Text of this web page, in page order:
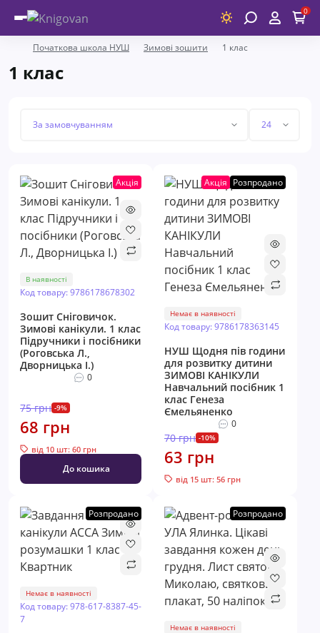
0
Початкова школа НУШ Зимові зошити 1 клас
1 клас
Акція
В наявності
Код товару: 9786178678302
Зошит Сніговичок.
Зимові канікули. 1 клас
Пiдручники i посiбники
(Роговська Л.,
Дворницька І.)
0
75 грн -9%
68 грн
від 10 шт: 60 грн
До кошика
Акція Розпродано
Немає в наявності
Код товару: 9786178363145
НУШ Щодня пів години
для розвитку дитини
ЗИМОВІ КАНІКУЛИ
Навчальний посібник 1
клас Генеза
Ємельяненко
0
70 грн -10%
63 грн
від 15 шт: 56 грн
Розпродано
Немає в наявності
Код товару: 978-617-8387-45-
7
Розпродано
Немає в наявності